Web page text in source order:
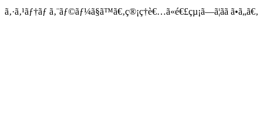
ã‚·ã‚¹ãƒ†ãƒ ã‚¨ãƒ©ãƒ¼ã§ã™ã€‚ç®¡ç†è€…ã«é€£çµ¡ã—ã¦ãã ã•ã„ã€‚